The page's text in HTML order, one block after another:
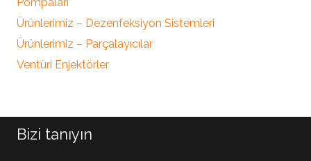
Ürünlerimiz – Dezenfeksiyon Sistemleri
Ürünlerimiz – Parçalayıcılar
Ventüri Enjektörler
Bizi tanıyın